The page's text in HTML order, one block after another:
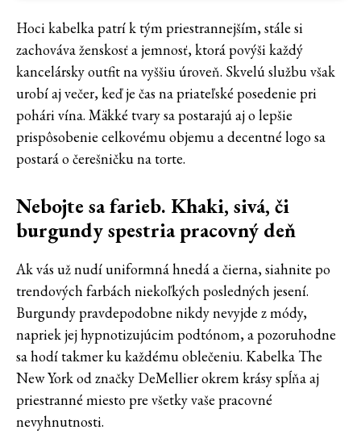
Hoci kabelka patrí k tým priestrannejším, stále si
zachováva ženskosť a jemnosť, ktorá povýši každý
kancelársky outfit na vyššiu úroveň. Skvelú službu však
urobí aj večer, keď je čas na priateľské posedenie pri
pohári vína. Mäkké tvary sa postarajú aj o lepšie
prispôsobenie celkovému objemu a decentné logo sa
postará o čerešničku na torte.
Nebojte sa farieb. Khaki, sivá, či
burgundy spestria pracovný deň
Ak vás už nudí uniformná hnedá a čierna, siahnite po
trendových farbách niekoľkých posledných jesení.
Burgundy pravdepodobne nikdy nevyjde z módy,
napriek jej hypnotizujúcim podtónom, a pozoruhodne
sa hodí takmer ku každému oblečeniu. Kabelka The
New York od značky DeMellier okrem krásy spĺňa aj
priestranné miesto pre všetky vaše pracovné
nevyhnutnosti.